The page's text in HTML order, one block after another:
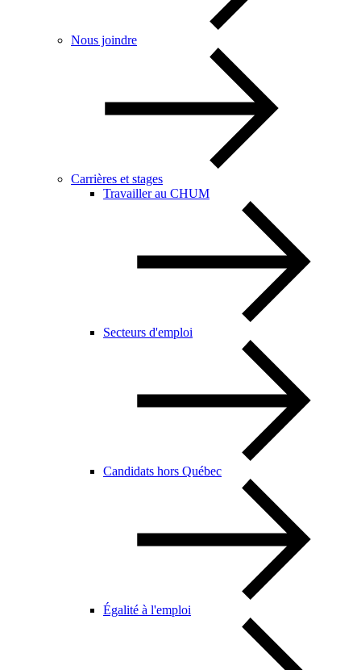
Nous joindre
Carrières et stages
Travailler au CHUM
Secteurs d'emploi
Candidats hors Québec
Égalité à l'emploi